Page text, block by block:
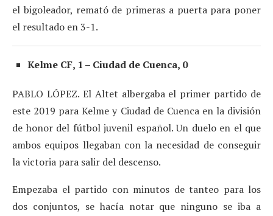
el bigoleador, remató de primeras a puerta para poner
el resultado en 3-1.
Kelme CF, 1 – Ciudad de Cuenca, 0
PABLO LÓPEZ. El Altet albergaba el primer partido de
este 2019 para Kelme y Ciudad de Cuenca en la división
de honor del fútbol juvenil español. Un duelo en el que
ambos equipos llegaban con la necesidad de conseguir
la victoria para salir del descenso.
Empezaba el partido con minutos de tanteo para los
dos conjuntos, se hacía notar que ninguno se iba a